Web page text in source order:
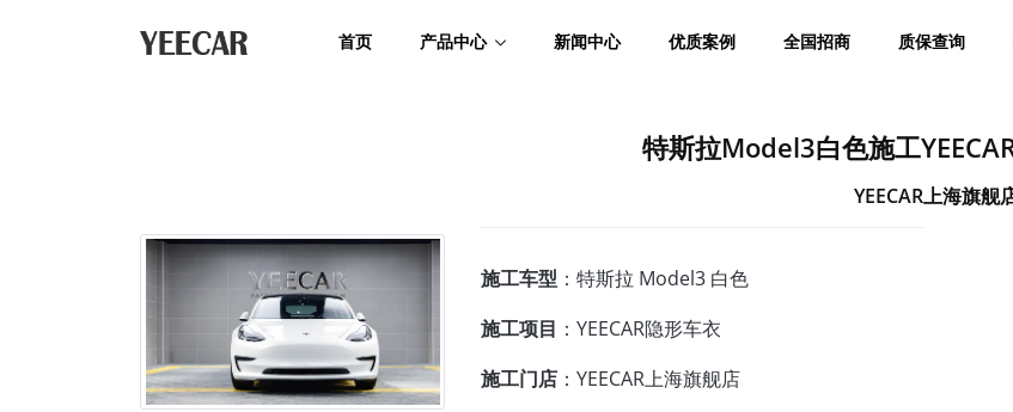
首页 产品中心 新闻中心 优质案例 全国招商 质保查询
特斯拉Model3白色施工
YEECAR上海旗舰
施工车型 ：特斯拉 Model3 白色
施工项目 ：YEECAR隐形车衣
施工门店 ：YEECAR上海旗舰店